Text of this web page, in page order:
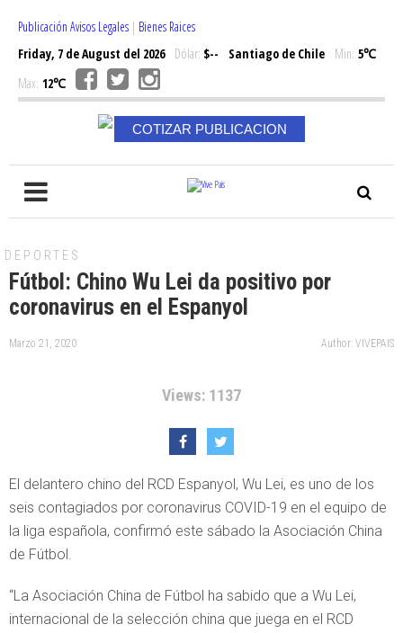
Publicación Avisos Legales | Bienes Raices
Friday, 7 de August del 2026Dólar: $-- Santiago de Chile Min: 5℃
Max: 12℃
COTIZAR PUBLICACION
DEPORTES
Fútbol: Chino Wu Lei da positivo por
coronavirus en el Espanyol
Marzo 21, 2020 Author: VIVEPAIS
Views: 1137
El delantero chino del RCD Espanyol, Wu Lei, es uno de los
seis contagiados por coronavirus COVID-19 en el equipo de
la liga española, confirmó este sábado la Asociación China
de Fútbol.
“La Asociación China de Fútbol ha sabido que a Wu Lei,
internacional de la selección china que juega en el RCD